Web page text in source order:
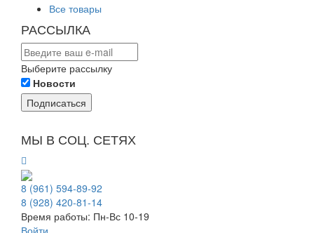
Все товары
РАССЫЛКА
Выберите рассылку
Новости
Подписаться
МЫ В СОЦ. СЕТЯХ
8 (961) 594-89-92
8 (928) 420-81-14
Время работы: Пн-Вс 10-19